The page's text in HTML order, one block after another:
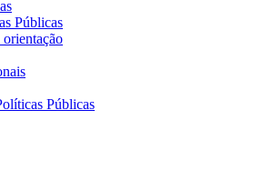
Públicas
Públicas